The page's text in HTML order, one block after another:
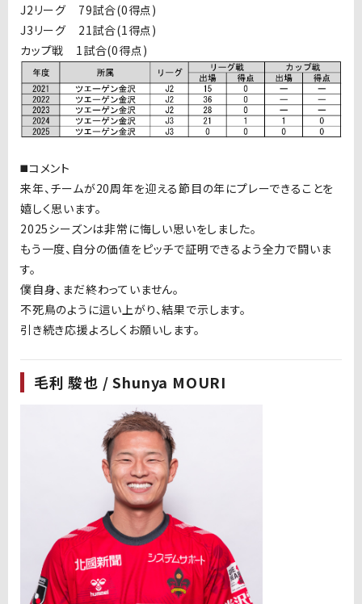
J2リーグ 79試合(0得点)
J3リーグ 21試合(1得点)
カップ戦 1試合(0得点)
◼️コメント
来年、チームが20周年を迎える節目の年にプレーできることを
嬉しく思います。
2025シーズンは非常に悔しい思いをしました。
もう一度、自分の価値をピッチで証明できるよう全力で闘いま
す。
僕自身、まだ終わっていません。
不死鳥のように這い上がり、結果で示します。
引き続き応援よろしくお願いします。
毛利 駿也 / Shunya MOURI